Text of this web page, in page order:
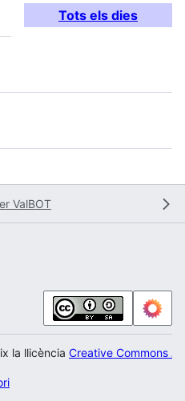
Tots els dies
ValBOT
la llicència Creative Commons